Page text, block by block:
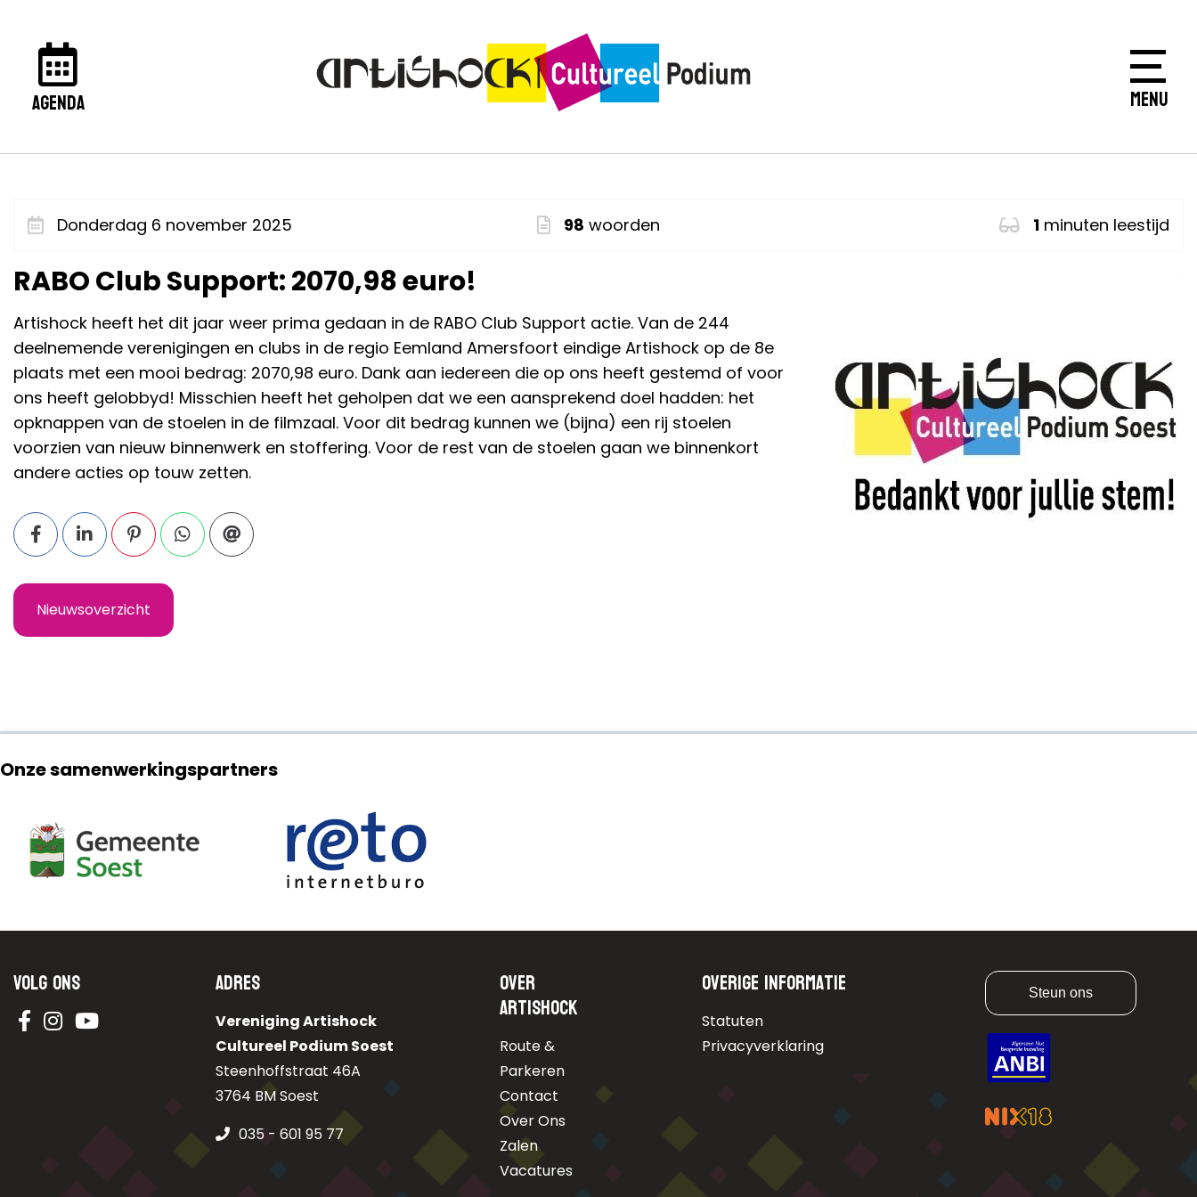
agenda MENU
Donderdag 6 november 2025 98 woorden 1minuten leestijd
RABO Club Support: 2070,98 euro!
Artishock heeft het dit jaar weer prima gedaan in de RABO Club Support actie. Van de 244
deelnemende verenigingen en clubs in de regio Eemland Amersfoort eindige Artishock op de 8e
plaats met een mooi bedrag: 2070,98 euro. Dank aan iedereen die op ons heeft gestemd of voor
ons heeft gelobbyd! Misschien heeft het geholpen dat we een aansprekend doel hadden: het
opknappen van de stoelen in de filmzaal. Voor dit bedrag kunnen we (bijna) een rij stoelen
voorzien van nieuw binnenwerk en stoffering. Voor de rest van de stoelen gaan we binnenkort
andere acties op touw zetten.
Nieuwsoverzicht
Onze samenwerkingspartners
Volg ons Adres
Vereniging Artishock
Cultureel Podium Soest
Steenhoffstraat 46A
3764 BM Soest
035 - 601 95 77
Over
Artishock
Route &
Parkeren
Contact
Over Ons
Zalen
Vacatures
Overige informatie
Statuten
Privacyverklaring
Steun ons